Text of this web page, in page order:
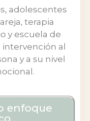
adolescentes
terapia
y escuela de
al
y a su nivel
enfoque